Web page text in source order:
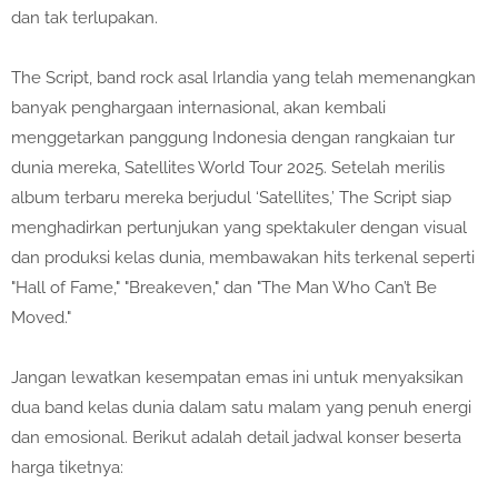
dan tak terlupakan.
The Script, band rock asal Irlandia yang telah memenangkan
banyak penghargaan internasional, akan kembali
menggetarkan panggung Indonesia dengan rangkaian tur
dunia mereka, Satellites World Tour 2025. Setelah merilis
album terbaru mereka berjudul ‘Satellites,’ The Script siap
menghadirkan pertunjukan yang spektakuler dengan visual
dan produksi kelas dunia, membawakan hits terkenal seperti
"Hall of Fame," "Breakeven," dan "The Man Who Can’t Be
Moved."
Jangan lewatkan kesempatan emas ini untuk menyaksikan
dua band kelas dunia dalam satu malam yang penuh energi
dan emosional. Berikut adalah detail jadwal konser beserta
harga tiketnya: